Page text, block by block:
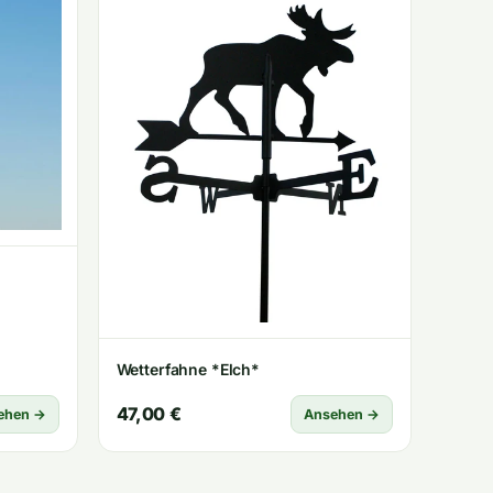
→
Wetterfahne *Elch*
47,00 € Ansehen →